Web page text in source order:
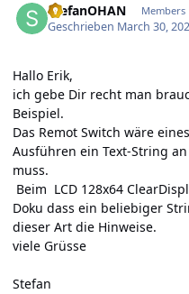
StefanOHAN Members
Geschrieben March 30,
Hallo Erik,
ich gebe Dir recht man
Beispiel.
Das Remot Switch wäre
Ausführen ein Text-String
muss.
Beim LCD 128x64
Doku dass ein beliebiger
dieser Art die Hinweise.
viele Grüsse
Stefan